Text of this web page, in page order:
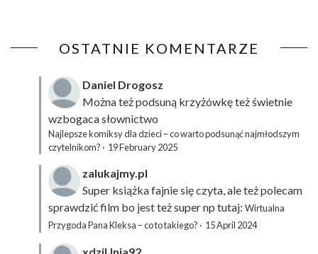
OSTATNIE KOMENTARZE
Daniel Drogosz
Można też podsuną krzyżówkęteż świetnie
wzbogaca słownictwo
Najlepsze komiksy dla dzieci – co warto podsunąć najmłodszym
czytelnikom? · 19 February 2025
zalukajmy.pl
Super książka fajnie się czyta, ale też polecam
sprawdzić film bo jest też super np tutaj: Wirtualna
Przygoda Pana Kleksa – co to takiego? · 15 April 2024